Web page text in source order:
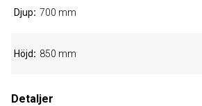
Djup 700 mm
Höjd 850 mm
Detaljer